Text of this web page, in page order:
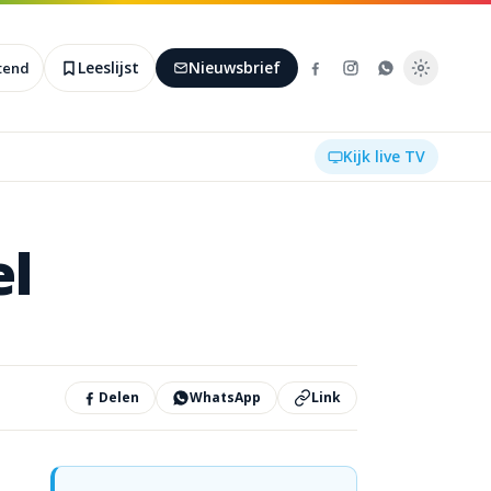
Leeslijst Nieuwsbrief
Kijk live TV
Delen WhatsApp Link